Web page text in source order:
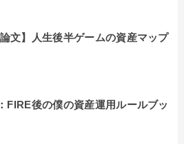
論文】人生後半ゲームの資産マップ
FIRE後の僕の資産運用ルールブッ